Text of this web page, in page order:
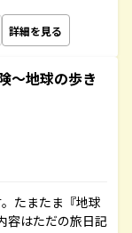
詳細を見る
～地球の歩き
たまたま『地球
容はただの旅日記